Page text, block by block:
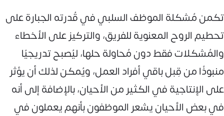
تكمن مُشكلة الموظف السلبي في قُدرته الجبارة على
تحطيم الروح المعنوية للفريق، والتركيز على الأخطاء
والمُشكلات فقط دون مُحاولة حلها، ليُصبح تدريجيًا
منبوذًا من قِبل باقي أفراد العمل، ويُمكن لذلك أن يؤثر
على الإنتاجية في الكثير من الأحيان، بالإضافة إلى أنه
في بعض الأحيان يشعر الموظفون بأنهم يعملون في